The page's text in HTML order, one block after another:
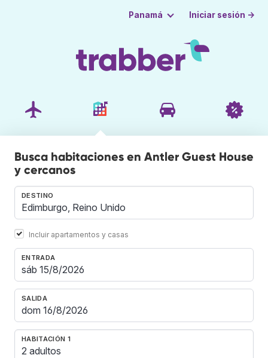
Panamá Iniciar sesión →
Busca habitaciones en Antler Guest House
y cercanos
DESTINO
Incluir apartamentos y casas
ENTRADA
SALIDA
HABITACIÓN 1
2 adultos